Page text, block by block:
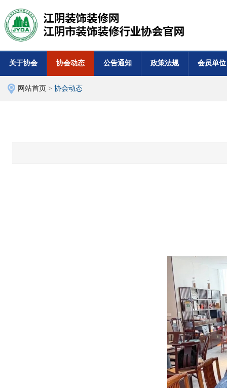
关于协会 协会动态 公告通知 政策法规 会员单位
网站首页 > 协会动态